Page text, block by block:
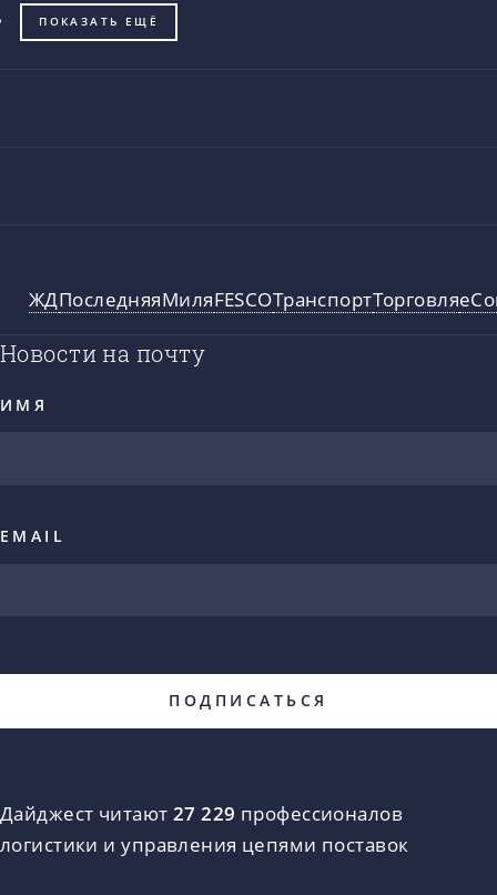
ПОКАЗАТЬ ЕЩЁ
ЖДПоследняяМиляFESCOТранспортТорговля
Новости на почту
ИМЯ
EMAIL
Дайджест читают 27 229 профессионалов
логистики и управления цепями поставок